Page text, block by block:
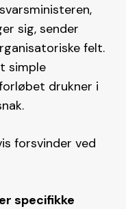
sig, sender
felt.
simple
drukner i
forsvinder ved
specifikke